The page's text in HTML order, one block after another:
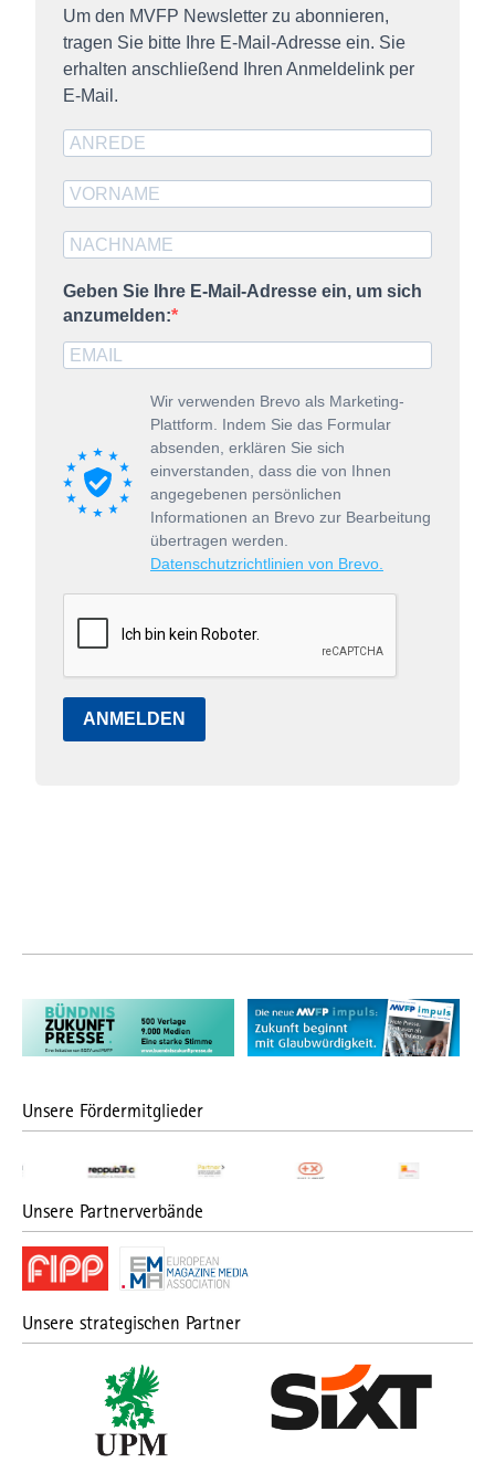
Um den MVFP Newsletter zu abonnieren,
tragen Sie bitte Ihre E-Mail-Adresse ein. Sie
erhalten anschließend Ihren Anmeldelink per
E-Mail.
Geben Sie Ihre E-Mail-Adresse ein, um sich
anzumelden:
Wir verwenden Brevo als Marketing-
Plattform. Indem Sie das Formular
absenden, erklären Sie sich
einverstanden, dass die von Ihnen
angegebenen persönlichen
Informationen an Brevo zur Bearbeitung
übertragen werden.
Datenschutzrichtlinien von Brevo.
ANMELDEN
Unsere Fördermitglieder
Unsere Partnerverbände
Unsere strategischen Partner